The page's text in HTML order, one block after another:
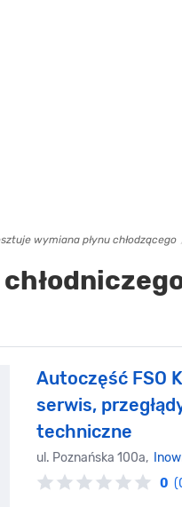
wymiana płynu chłodzącego
Autoczęść FSO
serwis,
techniczne
ul. Poznańska 100a,
0